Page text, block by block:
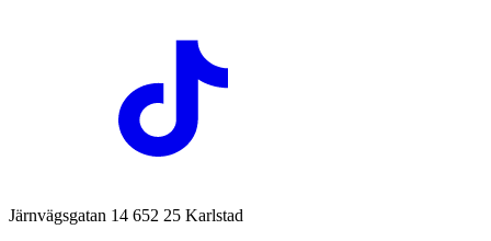
Järnvägsgatan 14 652 25 Karlstad